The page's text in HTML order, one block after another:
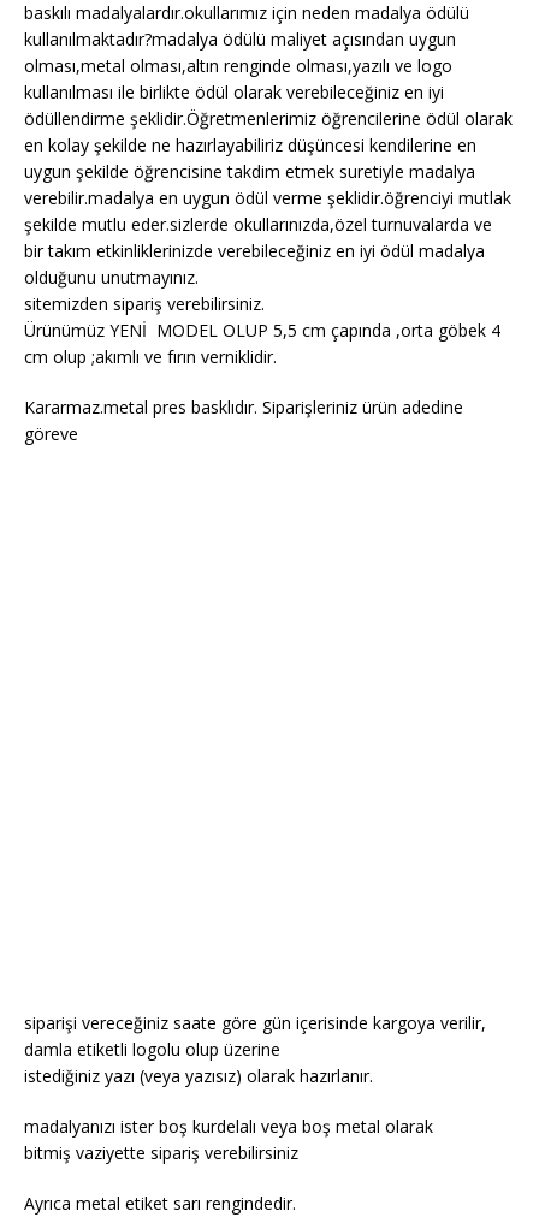
baskılı madalyalardır.okullarımız için neden madalya ödülü
kullanılmaktadır?madalya ödülü maliyet açısından uygun
olması,metal olması,altın renginde olması,yazılı ve logo
kullanılması ile birlikte ödül olarak verebileceğiniz en iyi
ödüllendirme şeklidir.Öğretmenlerimiz öğrencilerine ödül olarak
en kolay şekilde ne hazırlayabiliriz düşüncesi kendilerine en
uygun şekilde öğrencisine takdim etmek suretiyle madalya
verebilir.madalya en uygun ödül verme şeklidir.öğrenciyi mutlak
şekilde mutlu eder.sizlerde okullarınızda,özel turnuvalarda ve
bir takım etkinliklerinizde verebileceğiniz en iyi ödül madalya
olduğunu unutmayınız.
sitemizden sipariş verebilirsiniz.
Ürünümüz YENİ MODEL OLUP 5,5 cm çapında ,orta göbek 4
cm olup ;akımlı ve fırın verniklidir.
Kararmaz.metal pres basklıdır. Siparişleriniz ürün adedine
göreve
siparişi vereceğiniz saate göre gün içerisinde kargoya verilir,
damla etiketli logolu olup üzerine
istediğiniz yazı (veya yazısız) olarak hazırlanır.
madalyanızı ister boş kurdelalı veya boş metal olarak
bitmiş vaziyette sipariş verebilirsiniz
Ayrıca metal etiket sarı rengindedir.